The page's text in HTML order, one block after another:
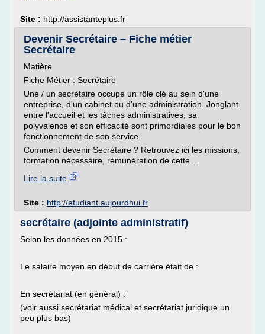
Site : http://assistanteplus.fr
Devenir Secrétaire – Fiche métier
Secrétaire
Matière
Fiche Métier : Secrétaire
Une / un secrétaire occupe un rôle clé au sein d'une
entreprise, d'un cabinet ou d'une administration. Jonglant
entre l'accueil et les tâches administratives, sa
polyvalence et son efficacité sont primordiales pour le bon
fonctionnement de son service.
Comment devenir Secrétaire ? Retrouvez ici les missions,
formation nécessaire, rémunération de cette...
Lire la suite
Site : http://etudiant.aujourdhui.fr
secrétaire (adjointe administratif)
Selon les données en 2015 :
Le salaire moyen en début de carrière était de :
En secrétariat (en général) :
(voir aussi secrétariat médical et secrétariat juridique un
peu plus bas)